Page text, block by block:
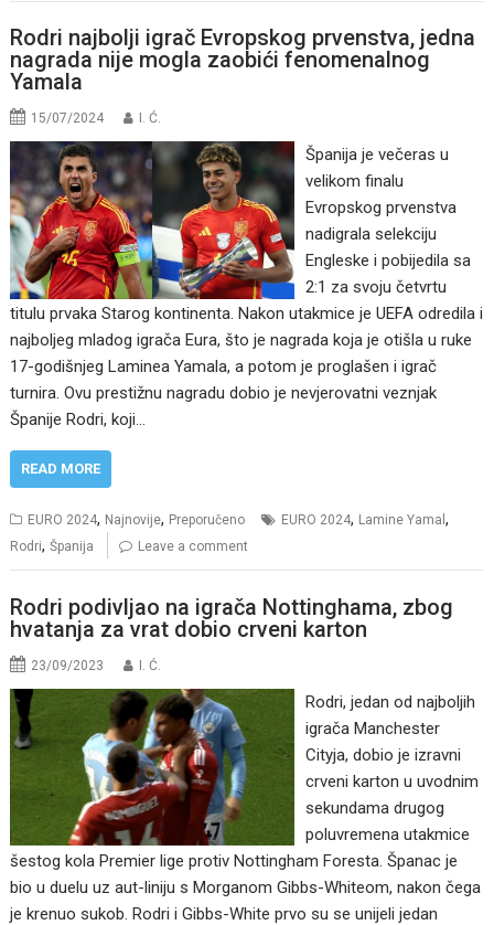
Rodri najbolji igrač Evropskog prvenstva, jedna
nagrada nije mogla zaobići fenomenalnog
Yamala
15/07/2024 I. Ć.
Španija je večeras u
velikom finalu
Evropskog prvenstva
nadigrala selekciju
Engleske i pobijedila sa
2:1 za svoju četvrtu
titulu prvaka Starog kontinenta. Nakon utakmice je UEFA odredila i
najboljeg mladog igrača Eura, što je nagrada koja je otišla u ruke
17-godišnjeg Laminea Yamala, a potom je proglašen i igrač
turnira. Ovu prestižnu nagradu dobio je nevjerovatni veznjak
Španije Rodri, koji…
READ MORE
EURO 2024, Najnovije, Preporučeno EURO 2024, Lamine Yamal,
Rodri,Španija Leave a comment
Rodri podivljao na igrača Nottinghama, zbog
hvatanja za vrat dobio crveni karton
23/09/2023 I. Ć.
Rodri, jedan od najboljih
igrača Manchester
Cityja, dobio je izravni
crveni karton u uvodnim
sekundama drugog
poluvremena utakmice
šestog kola Premier lige protiv Nottingham Foresta. Španac je
bio u duelu uz aut-liniju s Morganom Gibbs-Whiteom, nakon čega
je krenuo sukob. Rodri i Gibbs-White prvo su se unijeli jedan